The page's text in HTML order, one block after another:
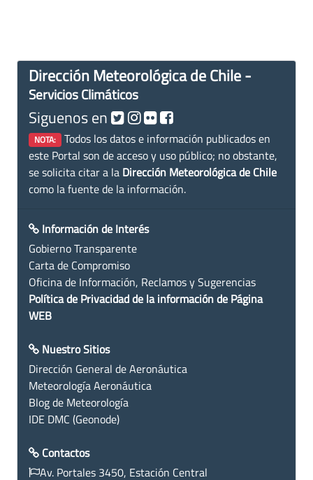
Dirección Meteorológica de Chile -
Servicios Climáticos
Siguenos en
NOTA: Todos los datos e información publicados en
este Portal son de acceso y uso público; no obstante,
se solicita citar a la Dirección Meteorológica de Chile
como la fuente de la información.
Información de Interés
Gobierno Transparente
Carta de Compromiso
Oficina de Información, Reclamos y Sugerencias
Política de Privacidad de la información de Página
WEB
Nuestro Sitios
Dirección General de Aeronáutica
Meteorología Aeronáutica
Blog de Meteorología
IDE DMC (Geonode)
Contactos
Av. Portales 3450, Estación Central